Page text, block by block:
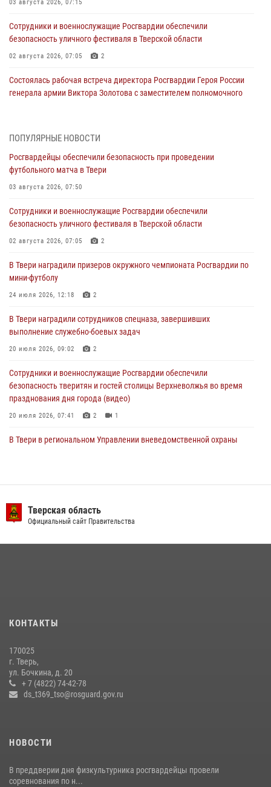
03 августа 2026, 07:15
Сотрудники и военнослужащие Росгвардии обеспечили
безопасность уличного фестиваля в Тверской области
02 августа 2026, 07:05 2
Состоялась рабочая встреча директора Росгвардии Героя России
генерала армии Виктора Золотова с заместителем полномочного
31 июля 2026, 05:42 4
Росгвардейцы в Твери приняли участие в молебне, посвященном
Дню Крещения Руси
28 июля 2026, 11:30
Сотрудники вневедомственной охраны совершили 250 выездов и
пресекли 20 правонарушений за неделю в Тверской области
27 июля 2026, 08:29
В Твери наградили призеров окружного чемпионата Росгвардии по
мини-футболу
24 июля 2026, 12:18 2
Росгвардейцы оказали помощь водителю на дороге в городе Кашин
22 июля 2026, 08:35
ПОПУЛЯРНЫЕ НОВОСТИ
Росгвардейцы обеспечили безопасность при проведении
футбольного матча в Твери
03 августа 2026, 07:50
Сотрудники и военнослужащие Росгвардии обеспечили
безопасность уличного фестиваля в Тверской области
02 августа 2026, 07:05 2
В Твери наградили призеров окружного чемпионата Росгвардии по
мини-футболу
24 июля 2026, 12:18 2
В Твери наградили сотрудников спецназа, завершивших
выполнение служебно-боевых задач
20 июля 2026, 09:02 2
Сотрудники и военнослужащие Росгвардии обеспечили
безопасность тверитян и гостей столицы Верхневолжья во время
празднования дня города (видео)
20 июля 2026, 07:41 2 1
В Твери в региональном Управлении вневедомственной охраны
10 июля 2026, 08:44 1
(видео)
Росгвардейцы оказали помощь водителю на дороге в городе Кашин
22 июля 2026, 08:35
Тверская область
Официальный сайт Правительства
КОНТАКТЫ
170025
г. Тверь,
ул. Бочкина, д. 20
+ 7 (4822) 74-42-78
ds_t369_tso@rosguard.gov.ru
НОВОСТИ
В преддверии дня физкультурника росгвардейцы провели
соревнования по н...